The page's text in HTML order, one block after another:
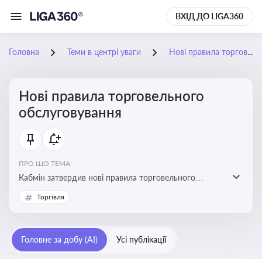
ВХІД ДО LIGA360
Головна Теми в центрі уваги Нові правила торговельного обслуговування
Нові правила торговельного
обслуговування
ПРО ЩО ТЕМА:
Кабмін затвердив нові правила торговельного
обслуговування населення, що посилює захист
споживача
Торгівля
Головне за добу (AI) Усі публікації